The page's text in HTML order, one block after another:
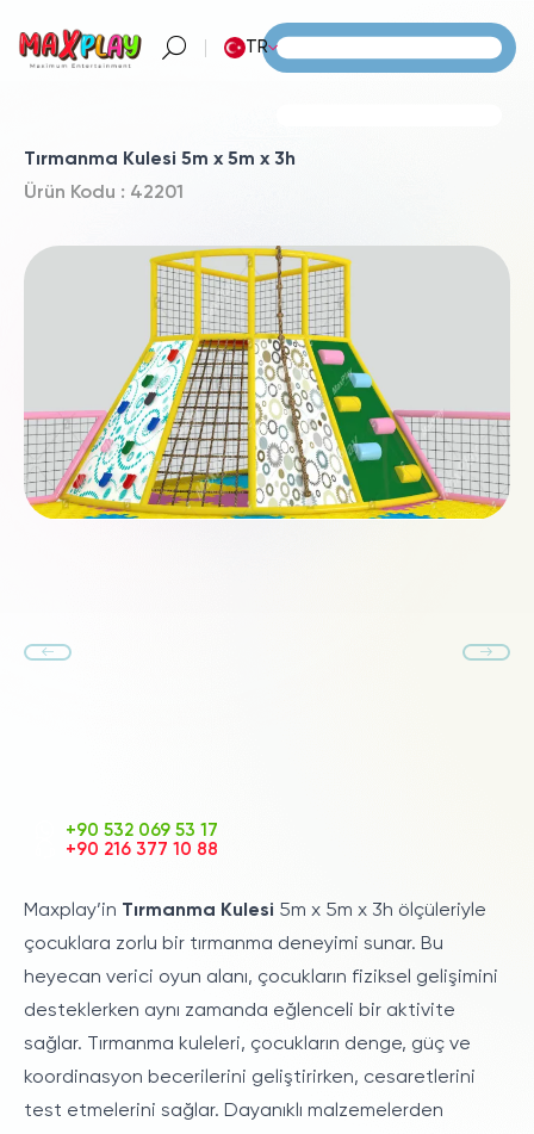
TR
Tırmanma Kulesi 5m x 5m x 3h
Ürün Kodu : 42201
+90 532 069 53 17
+90 216 377 10 88
Maxplay’in Tırmanma Kulesi 5m x 5m x 3h ölçüleriyle
çocuklara zorlu bir tırmanma deneyimi sunar. Bu
heyecan verici oyun alanı, çocukların fiziksel gelişimini
desteklerken aynı zamanda eğlenceli bir aktivite
sağlar. Tırmanma kuleleri, çocukların denge, güç ve
koordinasyon becerilerini geliştirirken, cesaretlerini
test etmelerini sağlar. Dayanıklı malzemelerden